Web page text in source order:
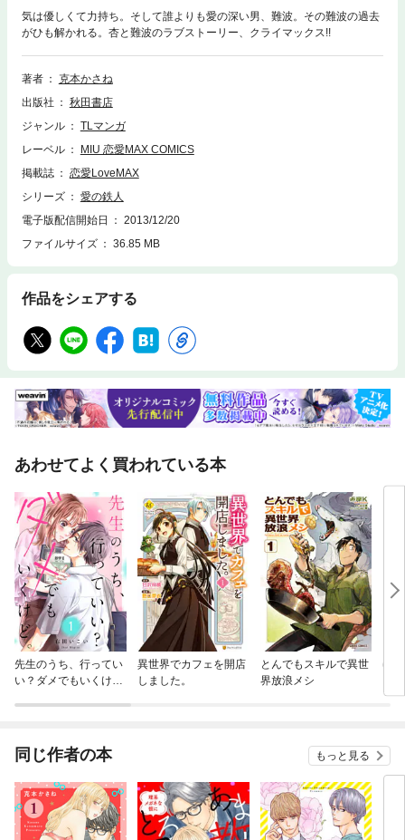
気は優しくて力持ち。そして誰よりも愛の深い男、難波。その難波の過去
がひも解かれる。杏と難波のラブストーリー、クライマックス!!
著者
克本かさね
出版社
秋田書店
ジャンル
TLマンガ
レーベル
MIU 恋愛MAX COMICS
掲載誌
恋愛LoveMAX
シリーズ
愛の鉄人
電子版配信開始日
2013/12/20
ファイルサイズ
36.85 MB
作品をシェアする
あわせてよく買われている本
先生のうち、行ってい
い？ダメでもいくけ
異世界でカフェを開店
しました。
とんでもスキルで異世
界放浪メシ
ゆ
同じ作者の本 もっと見る